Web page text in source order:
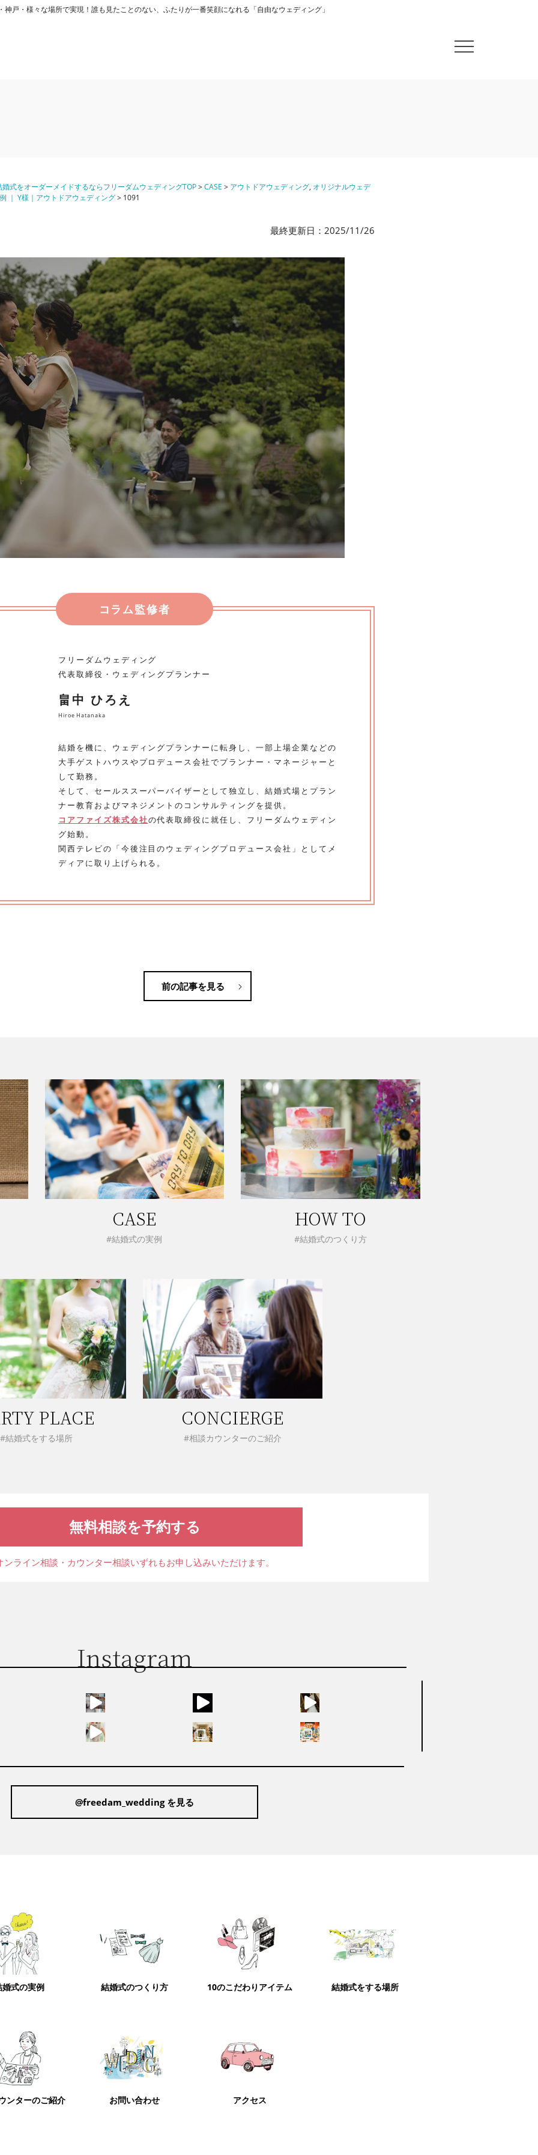
戸・様々な場所で実現！誰も見たことのない、ふたりが一番笑顔になれる「自由なウェディング」
式をオーダーメイドするならフリーダムウェディングTOP>CASE > アウトドアウェディング, オリジナルウェデ
｜ Y様｜アウトドアウェディング> 1091
最終更新日：2025/11/26
コラム監修者
フリーダムウェディング
代表取締役・ウェディングプランナー
畠中 ひろえ
Hiroe Hatanaka
結婚を機に、ウェディングプランナーに転身し、一部上場企業などの
大手ゲストハウスやプロデュース会社でプランナー・マネージャーと
して勤務。
そして、セールススーパーバイザーとして独立し、結婚式場とプラン
ナー教育およびマネジメントのコンサルティングを提供。
コアファイズ株式会社の代表取締役に就任し、フリーダムウェディン
グ始動。
関西テレビの「今後注目のウェディングプロデュース会社」としてメ
ディアに取り上げられる。
前の記事を見る
CASE
#結婚式の実例
HOW TO
#結婚式のつくり方
PLACE
#結婚式をする場所
CONCIERGE
#相談カウンターのご紹介
無料相談を予約する
ンライン相談・カウンター相談いずれもお申し込みいただけます。
Instagram
@freedam_wedding を見る
婚式の実例 結婚式のつくり方 10のこだわりアイテム 結婚式をする場所
ンターのご紹介 お問い合わせ アクセス